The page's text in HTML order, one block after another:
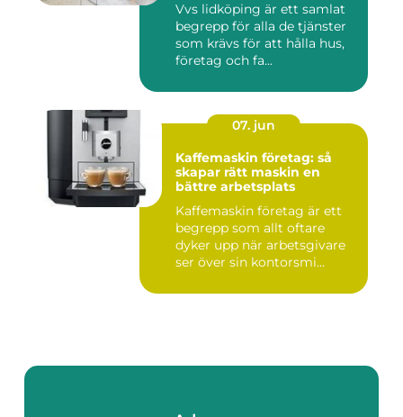
Vvs lidköping är ett samlat
begrepp för alla de tjänster
som krävs för att hålla hus,
företag och fa...
07. jun
Kaffemaskin företag: så
skapar rätt maskin en
bättre arbetsplats
Kaffemaskin företag är ett
begrepp som allt oftare
dyker upp när arbetsgivare
ser över sin kontorsmi...